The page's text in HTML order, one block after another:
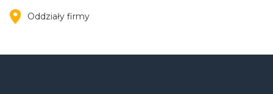
Oddziały firmy